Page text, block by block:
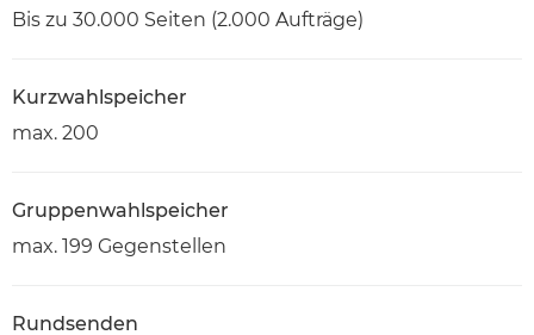
Bis zu 30.000 Seiten (2.000 Aufträge)
Kurzwahlspeicher
max. 200
Gruppenwahlspeicher
max. 199 Gegenstellen
Rundsenden